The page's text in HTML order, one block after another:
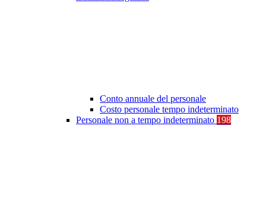
Conto annuale del personale
Costo personale tempo indeterminato
Personale non a tempo indeterminato 198